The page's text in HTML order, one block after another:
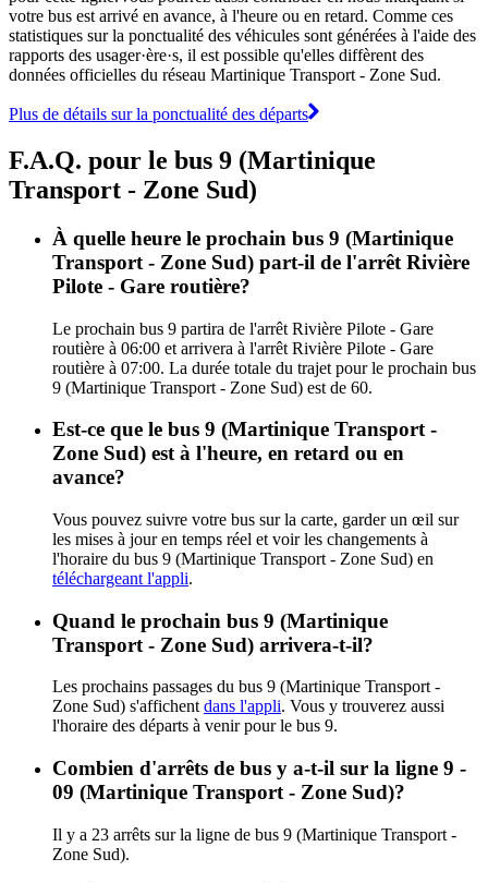
votre bus est arrivé en avance, à l'heure ou en retard. Comme ces
statistiques sur la ponctualité des véhicules sont générées à l'aide des
rapports des usager·ère·s, il est possible qu'elles diffèrent des
données officielles du réseau Martinique Transport - Zone Sud.
Plus de détails sur la ponctualité des départs
F.A.Q. pour le bus 9 (Martinique
Transport - Zone Sud)
À quelle heure le prochain bus 9 (Martinique
Transport - Zone Sud) part-il de l'arrêt Rivière
Pilote - Gare routière?
Le prochain bus 9 partira de l'arrêt Rivière Pilote - Gare
routière à 06:00 et arrivera à l'arrêt Rivière Pilote - Gare
routière à 07:00. La durée totale du trajet pour le prochain bus
9 (Martinique Transport - Zone Sud) est de 60.
Est-ce que le bus 9 (Martinique Transport -
Zone Sud) est à l'heure, en retard ou en
avance?
Vous pouvez suivre votre bus sur la carte, garder un œil sur
les mises à jour en temps réel et voir les changements à
l'horaire du bus 9 (Martinique Transport - Zone Sud) en
téléchargeant l'appli.
Quand le prochain bus 9 (Martinique
Transport - Zone Sud) arrivera-t-il?
Les prochains passages du bus 9 (Martinique Transport -
Zone Sud) s'affichent dans l'appli. Vous y trouverez aussi
l'horaire des départs à venir pour le bus 9.
Combien d'arrêts de bus y a-t-il sur la ligne 9 -
09 (Martinique Transport - Zone Sud)?
Il y a 23 arrêts sur la ligne de bus 9 (Martinique Transport -
Zone Sud).